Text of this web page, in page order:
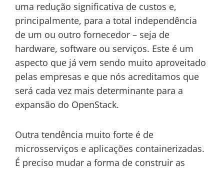
uma redução significativa de custos e,
principalmente, para a total independência
de um ou outro fornecedor – seja de
hardware, software ou serviços. Este é um
aspecto que já vem sendo muito aproveitado
pelas empresas e que nós acreditamos que
será cada vez mais determinante para a
expansão do OpenStack.
Outra tendência muito forte é de
microsserviços e aplicações containerizadas.
É preciso mudar a forma de construir as